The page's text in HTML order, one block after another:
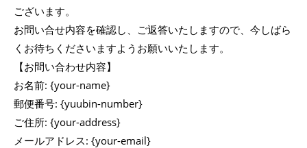
ございます。
お問い合せ内容を確認し、ご返答いたしますので、今しばら
くお待ちくださいますようお願いいたします。
【お問い合わせ内容】
お名前: {your-name}
郵便番号: {yuubin-number}
ご住所: {your-address}
メールアドレス: {your-email}